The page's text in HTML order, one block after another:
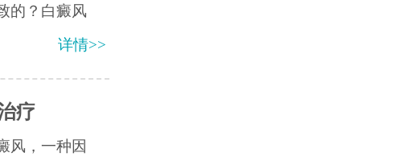
的？白癜风
详情>>
疗
风，一种因